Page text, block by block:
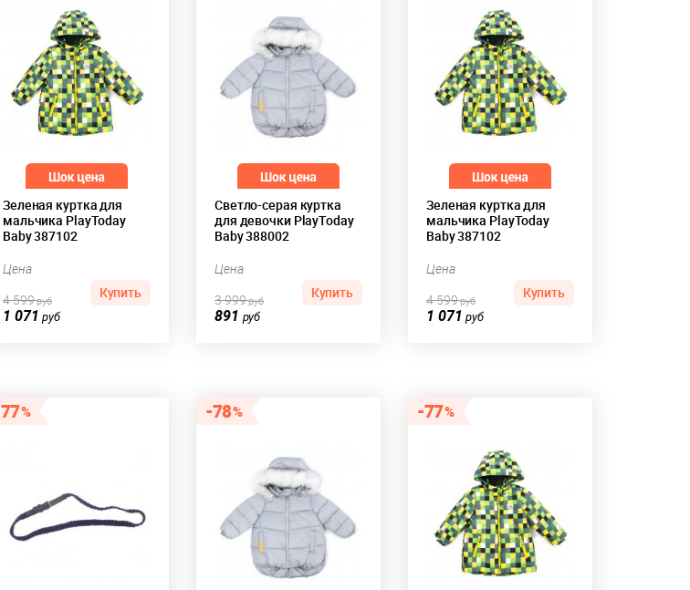
Зеленая куртка для
мальчика PlayToday
Baby 387102
Цена
1 071руб
4 599руб Купить
Светло-серая куртка
для девочки PlayToday
Baby 388002
Цена
891 руб
3 999руб Купить
Зеленая куртка для
мальчика PlayToday
Baby 387102
Цена
1 071руб
4 599руб Купить
77 78 77